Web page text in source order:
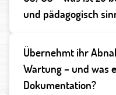
und pädagogisch
Übernehmt ihr
Wartung – und was
Dokumentation?